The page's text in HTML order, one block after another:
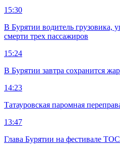
15:30
В Бурятии водитель грузовика,
смерти трех пассажиров
15:24
В Бурятии завтра сохранится
14:23
Татауровская паромная
13:47
Глава Бурятии на фестивале